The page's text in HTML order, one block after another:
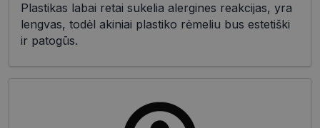
Plastikas labai retai sukelia alergines reakcijas, yra
lengvas, todėl akiniai plastiko rėmeliu bus estetiški
ir patogūs.